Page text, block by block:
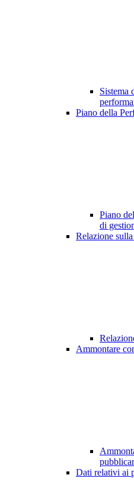
Sistema
Piano della
Piano
di
Relazione
Ammontare
Dati relativi ai